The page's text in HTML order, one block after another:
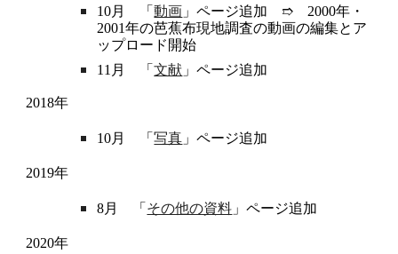
10月 「動画 」ページ追加 ➱ 2000年・
2001年の芭蕉布現地調査の動画の編集とア
ップロード開始
11月 「文献 」ページ追加
2018年
10月 「写真 」ページ追加
2019年
8月 「 その他の資料 」ページ追加
2020年